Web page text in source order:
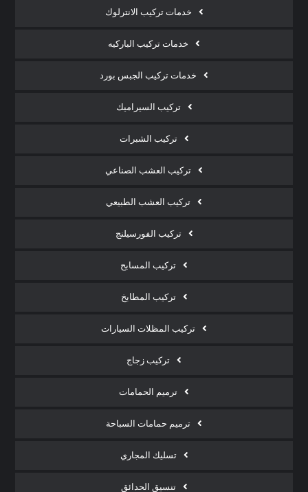
خدمات تركيب الانترلوك
خدمات تركيب الباركيه
خدمات تركيب الجبس بورد
تركيب السيراميك
تركيب الشبرات
تركيب العشب الصناعي
تركيب العشب الطبيعي
تركيب الفورسيلنج
تركيب المسابح
تركيب المطابخ
تركيب المظلات السيارات
تركيب زجاج
ترميم الحمامات
ترميم حمامات السباحة
تسليك المجاري
تنسيق الحدائق